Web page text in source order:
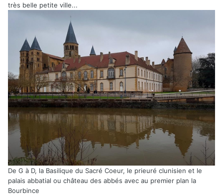
très belle petite ville...
De G à D, la Basilique du Sacré Coeur, le prieuré clunisien et le
palais abbatial ou château des abbés avec au premier plan la
Bourbince